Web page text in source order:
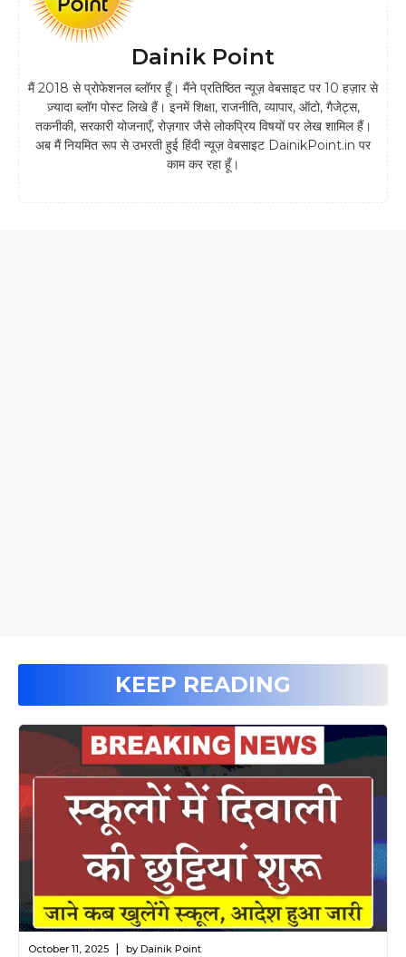
Dainik Point
मैं 2018 से प्रोफेशनल ब्लॉगर हूँ। मैंने प्रतिष्ठित न्यूज़ वेबसाइट पर 10 हज़ार से
ज़्यादा ब्लॉग पोस्ट लिखे हैं। इनमें शिक्षा, राजनीति, व्यापार, ऑटो, गैजेट्स,
तकनीकी, सरकारी योजनाएँ, रोज़गार जैसे लोकप्रिय विषयों पर लेख शामिल हैं।
अब मैं नियमित रूप से उभरती हुई हिंदी न्यूज़ वेबसाइट DainikPoint.in पर
काम कर रहा हूँ।
KEEP READING
October 11, 2025 by Dainik Point